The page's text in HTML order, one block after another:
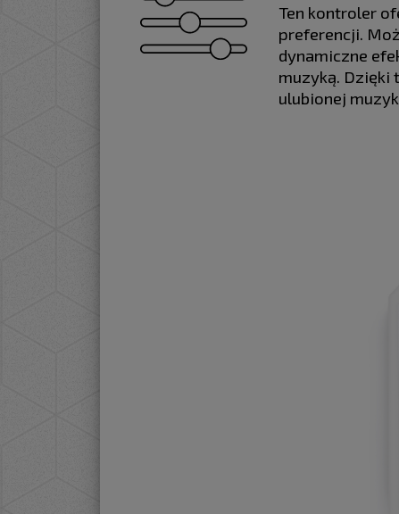
Ten kontroler
preferencji.
dynamiczne
muzyką. Dzięki
ulubionej